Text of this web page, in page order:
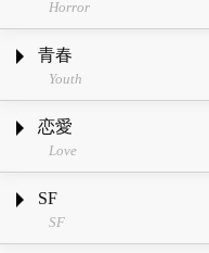
Horror
青春
Youth
恋愛
Love
SF
SF